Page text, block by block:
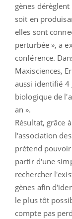
gènes
soit en
elles sont
perturbée », a
conférence.
Maxisciences,
aussi identifié 4
biologique de
an ».
Résultat, grâce
l'association
prétend
partir d'une
rechercher
gènes afin
le plus tôt
compte pas